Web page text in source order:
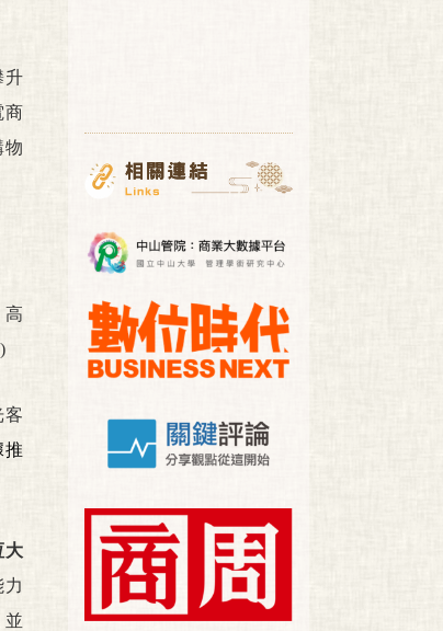
升
商
高
客
推
大
並